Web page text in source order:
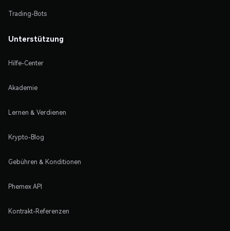
Trading-Bots
Unterstützung
Hilfe-Center
Akademie
Lernen & Verdienen
Krypto-Blog
Gebühren & Konditionen
Phemex API
Kontrakt-Referenzen